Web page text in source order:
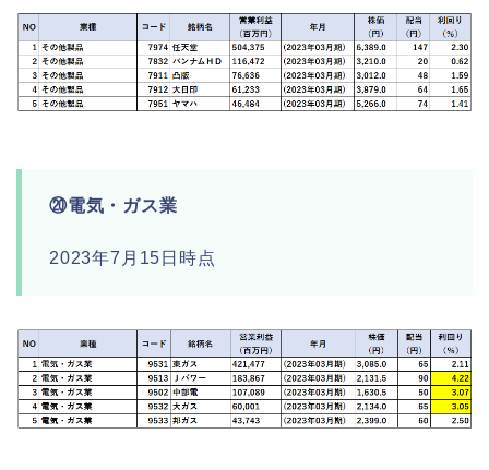
⑳電気・ガス業
2023年7月15日時点